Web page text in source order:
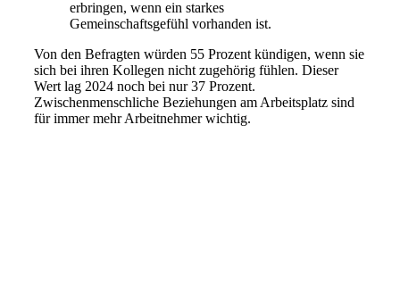
erbringen, wenn ein starkes
Gemeinschaftsgefühl vorhanden ist.
Von den Befragten würden 55 Prozent kündigen, wenn sie
sich bei ihren Kollegen nicht zugehörig fühlen. Dieser
Wert lag 2024 noch bei nur 37 Prozent.
Zwischenmenschliche Beziehungen am Arbeitsplatz sind
für immer mehr Arbeitnehmer wichtig.